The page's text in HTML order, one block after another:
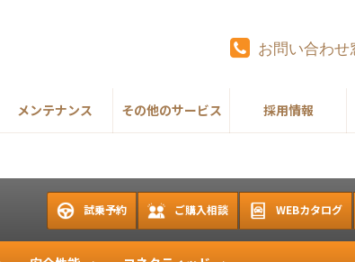
お問い合わせ
メンテナンス その他のサービス 採用情報
試乗予約 ご購入相談 WEBカタログ